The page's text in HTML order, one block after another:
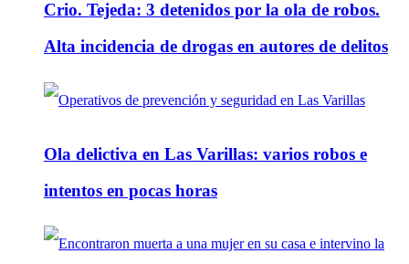
Crio. Tejeda: 3 detenidos por la ola de robos.
Alta incidencia de drogas en autores de delitos
Ola delictiva en Las Varillas: varios robos e
intentos en pocas horas